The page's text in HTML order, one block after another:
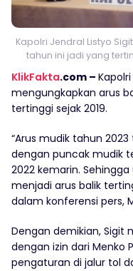
Kapolri Jendral Listyo
tahun ini jadi yang
KlikFakta.com –
mengungkapkan arus
tertinggi sejak 2019.
“Arus mudik tahun
dengan puncak mudik
2022 kemarin.
menjadi arus balik
dalam konferensi pers,
Dengan demikian, Sigit
dengan izin dari Menko
pengaturan di jalur tol